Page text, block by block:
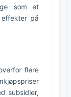
som et
på
flere
subsidier,